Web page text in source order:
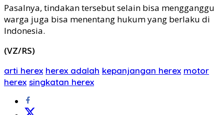
Pasalnya, tindakan tersebut selain bisa mengganggu
warga juga bisa menentang hukum yang berlaku di
Indonesia.
(VZ/RS)
arti herex herex adalah kepanjangan herex motor
herex singkatan herex